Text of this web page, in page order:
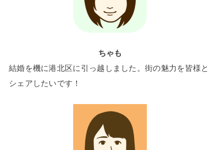
ちゃも
結婚を機に港北区に引っ越しました。街の魅力を皆様と
シェアしたいです！